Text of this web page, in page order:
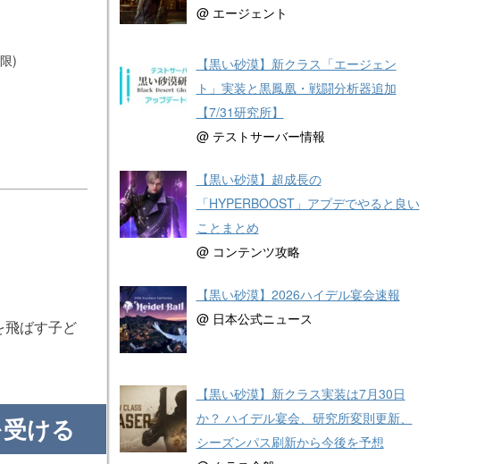
)
飛ばす子ど
ける
@ エージェント
【黒い砂漠】新クラス「エージェン
ト」実装と黒鳳凰・戦闘分析器追加
【7/31研究所】
@ テストサーバー情報
【黒い砂漠】超成長の
「HYPERBOOST」アプデでやると良い
ことまとめ
@ コンテンツ攻略
【黒い砂漠】2026ハイデル宴会速報
@ 日本公式ニュース
【黒い砂漠】新クラス実装は7月30日
か？ ハイデル宴会、研究所変則更新、
シーズンパス刷新から今後を予想